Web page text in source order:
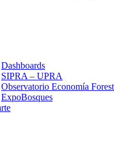
Dashboards
SIPRA – UPRA
Observatorio Economía
ExpoBosques